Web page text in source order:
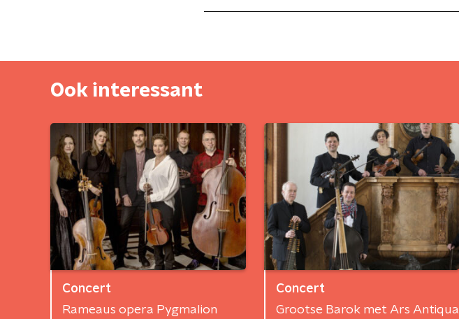
Ook interessant
Concert
Rameaus opera Pygmalion
Concert
Grootse Barok met Ars Antiqua